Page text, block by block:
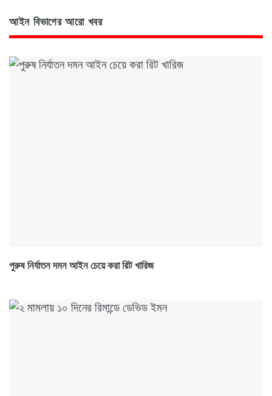
আইন বিভাগের আরো খবর
পুরুষ নির্যাতন দমন আইন চেয়ে করা রিট খারিজ